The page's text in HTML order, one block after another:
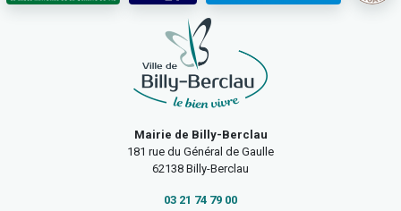
Mairie de Billy-Berclau
181 rue du Général de Gaulle
62138 Billy-Berclau
03 21 74 79 00